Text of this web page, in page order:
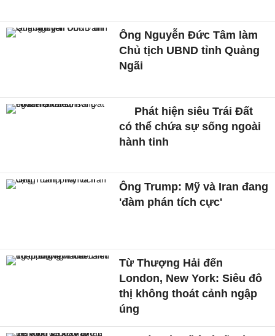
Ông Nguyễn Đức Tâm làm
Chủ tịch UBND tỉnh Quảng
Ngãi
Phát hiện siêu Trái Đất
có thể chứa sự sống ngoài
hành tinh
Ông Trump: Mỹ và Iran đang
'đàm phán tích cực'
Từ Thượng Hải đến
London, New York: Siêu đô
thị không thoát cảnh ngập
úng